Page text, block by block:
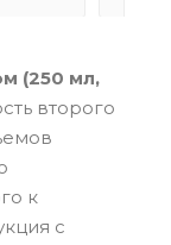
(250 мл,
второго
к
с